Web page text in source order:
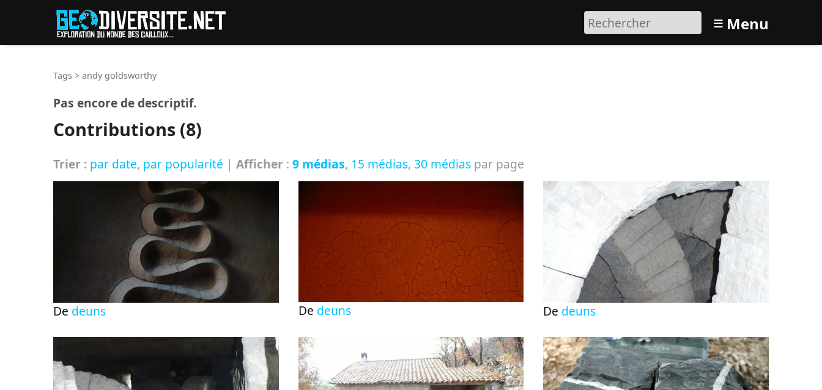
≡ Menu
Tags > andy goldsworthy
Pas encore de descriptif.
Contributions (8)
Trier : par date, par popularité | Afficher : 9 médias, 15 médias, 30 médias par page
De deuns De deuns De deuns